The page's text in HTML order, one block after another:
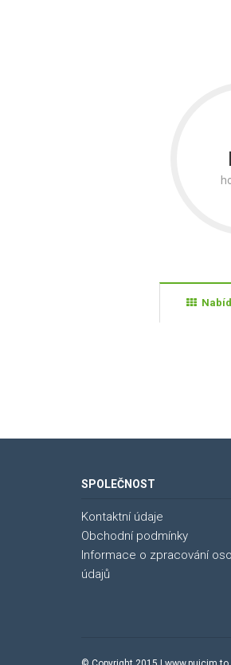
SPOLEČNOST
Kontaktní údaje
Obchodní podmínky
Informace o zpracování
údajů